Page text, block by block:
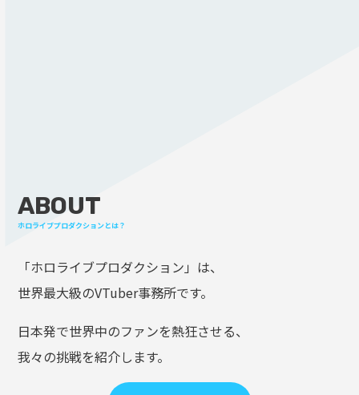
ABOUT
ホロライブプロダクションとは？
「ホロライブプロダクション」は、
世界最大級のVTuber事務所です。
日本発で世界中のファンを熱狂させる、
我々の挑戦を紹介します。